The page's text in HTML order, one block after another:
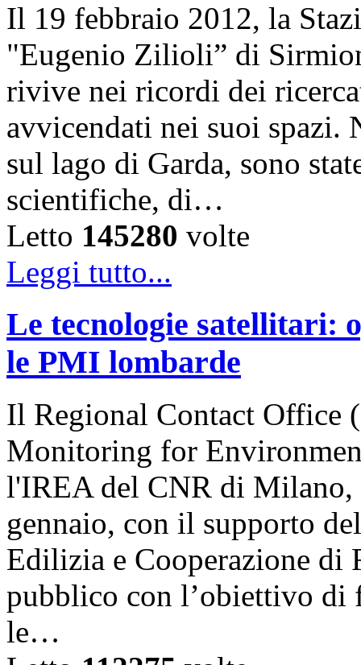
Il 19 febbraio 2012, la
"Eugenio Zilioli” di
rivive nei ricordi dei
avvicendati nei suoi spazi.
sul lago di Garda, sono
scientifiche, di…
Letto 145280 volte
Leggi tutto...
Le tecnologie satellitari:
le PMI lombarde
Il Regional Contact Office
Monitoring for
l'IREA del CNR di Milano,
gennaio, con il supporto
Edilizia e Cooperazione di
pubblico con l’obiettivo di
le…